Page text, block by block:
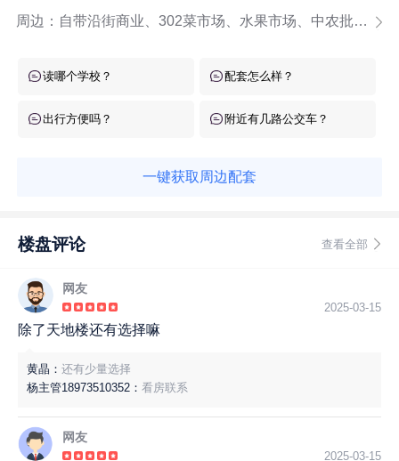
周边： 自带沿街商业、302菜市场、水果市场、中农批市场、罗家井、五岭商圈、南塔商圈
读哪个学校？ 配套怎么样？
出行方便吗？ 附近有几路公交车？
一键获取周边配套
楼盘评论 查看全部
网友
2025-03-15
除了天地楼还有选择嘛
黄晶： 还有少量选择
杨主管18973510352： 看房联系
网友
2025-03-15